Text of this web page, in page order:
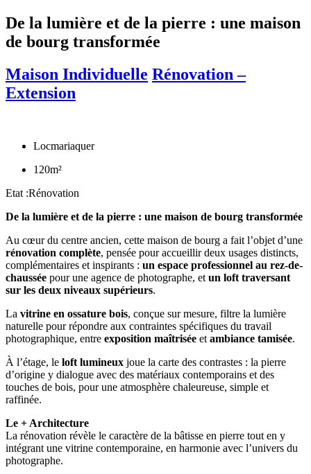
De la lumière et de la pierre : une maison
de bourg transformée
Maison Individuelle Rénovation –
Extension
Locmariaquer
120m²
Etat :Rénovation
De la lumière et de la pierre : une maison de bourg transformée
Au cœur du centre ancien, cette maison de bourg a fait l’objet d’une
rénovation complète, pensée pour accueillir deux usages distincts,
complémentaires et inspirants : un espace professionnel au rez-de-
chaussée pour une agence de photographe, et un loft traversant
sur les deux niveaux supérieurs.
La vitrine en ossature bois, conçue sur mesure, filtre la lumière
naturelle pour répondre aux contraintes spécifiques du travail
photographique, entre exposition maîtrisée et ambiance tamisée.
À l’étage, le loft lumineux joue la carte des contrastes : la pierre
d’origine y dialogue avec des matériaux contemporains et des
touches de bois, pour une atmosphère chaleureuse, simple et
raffinée.
Le + Architecture
La rénovation révèle le caractère de la bâtisse en pierre tout en y
intégrant une vitrine contemporaine, en harmonie avec l’univers du
photographe.